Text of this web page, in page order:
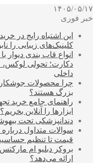
۱۴۰۵/۰۵/۱۷
خبر فوری
این اشتباه رایج در
کلینیک‌های زیبایی را
انواع قاب بندی
دکارت؛ تحولی لوکس،
داخلی
بزرگ هستند؟
راهنمای جامع خرید
ابزارها را آنلاین بخریم؟
دندانپزشکی تحت
سوالات متداول
قیمت تا تنظیم
ارائه می‌دهد؟